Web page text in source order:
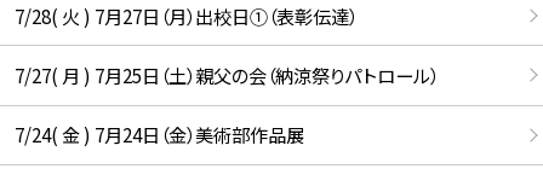
7/28( 火 ) 7月27日（月）出校日①（表彰伝達）
7/27( 月 ) 7月25日（土）親父の会（納涼祭りパトロール）
7/24( 金 ) 7月24日（金）美術部作品展